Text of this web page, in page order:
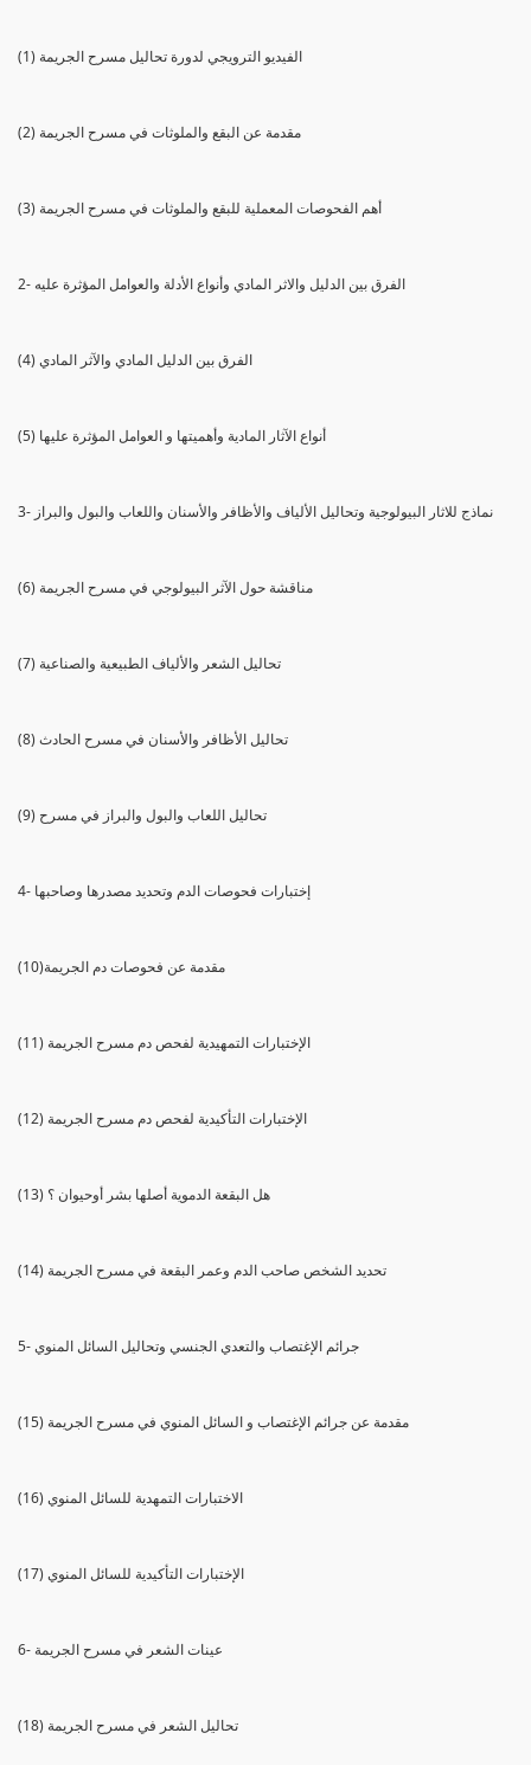
(1) الفيديو الترويجي لدورة تحاليل مسرح الجريمة
(2) مقدمة عن البقع والملوثات في مسرح الجريمة
(3) أهم الفحوصات المعملية للبقع والملوثات في مسرح الجريمة
2- الفرق بين الدليل والاثر المادي وأنواع الأدلة والعوامل المؤثرة عليه
(4) الفرق بين الدليل المادي والآثر المادي
(5) أنواع الآثار المادية وأهميتها و العوامل المؤثرة عليها
3- نماذج للاثار البيولوجية وتحاليل الألياف والأظافر والأسنان واللعاب والبول والبراز
(6) مناقشة حول الآثر البيولوجي في مسرح الجريمة
(7) تحاليل الشعر والألياف الطبيعية والصناعية
(8) تحاليل الأظافر والأسنان في مسرح الحادث
(9) تحاليل اللعاب والبول والبراز في مسرح
4- إختبارات فحوصات الدم وتحديد مصدرها وصاحبها
(10)مقدمة عن فحوصات دم الجريمة
(11) الإختبارات التمهيدية لفحص دم مسرح الجريمة
(12) الإختبارات التأكيدية لفحص دم مسرح الجريمة
(13) هل البقعة الدموية أصلها بشر أوحيوان ؟
(14) تحديد الشخص صاحب الدم وعمر البقعة في مسرح الجريمة
5- جرائم الإغتصاب والتعدي الجنسي وتحاليل السائل المنوي
(15) مقدمة عن جرائم الإغتصاب و السائل المنوي في مسرح الجريمة
(16) الاختبارات التمهدية للسائل المنوي
(17) الإختبارات التأكيدية للسائل المنوي
6- عينات الشعر في مسرح الجريمة
(18) تحاليل الشعر في مسرح الجريمة